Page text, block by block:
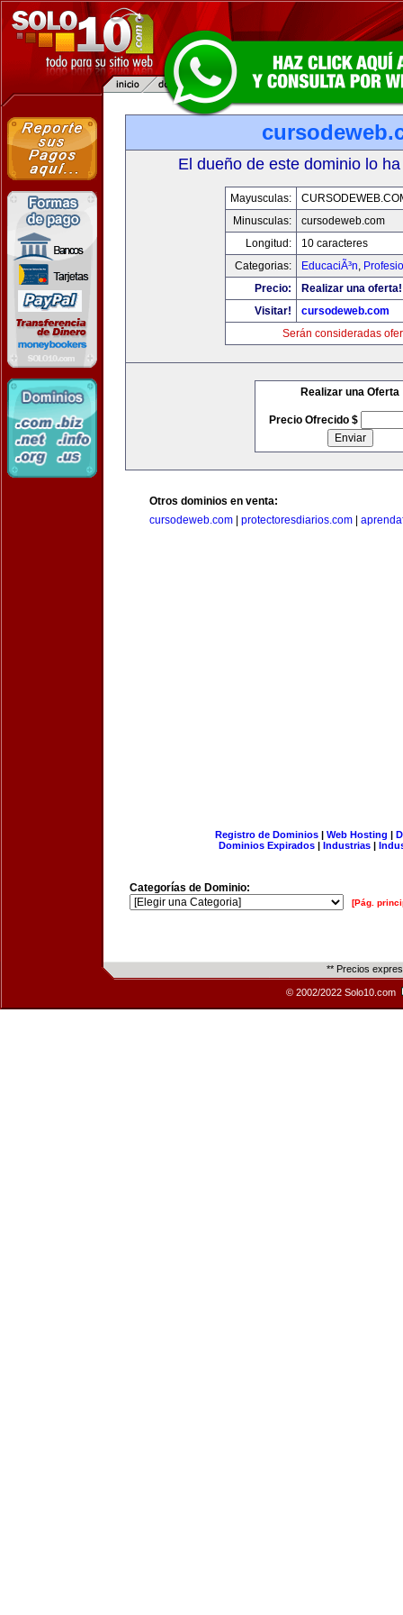
El dueño de este dominio lo
Mayusculas:
Minusculas:
cursodeweb.com
Longitud:
10 caracteres
Categorias:
EducaciÃ³n,
Precio:
Realizar una oferta!
Visitar!
cursodeweb.com
Serán consideradas
Realizar una Oferta
Precio Ofrecido $
Otros dominios en venta:
cursodeweb.com
protectoresdiarios.com
Registro de Dominios| Web Hosting |
Dominios Expirados | Industrias |
Categorías de Dominio:
[Pág.
** Precios
© 2002/2022 Solo10.com